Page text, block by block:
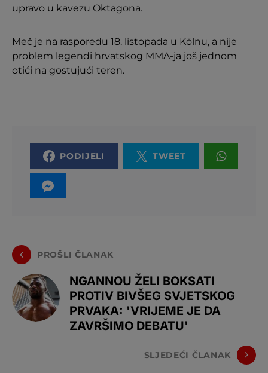
upravo u kavezu Oktagona.
Meč je na rasporedu 18. listopada u Kölnu, a nije
problem legendi hrvatskog MMA-ja još jednom
otići na gostujući teren.
PODIJELI TWEET
PROŠLI ČLANAK
NGANNOU ŽELI BOKSATI
PROTIV BIVŠEG SVJETSKOG
PRVAKA: 'VRIJEME JE DA
ZAVRŠIMO DEBATU'
SLJEDEĆI ČLANAK